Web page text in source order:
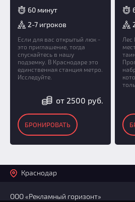
60 минут
2-7 игроков
Если для вас открытый люк -
это приглашение, тогда
спускайтесь в нашу
подземку. В Краснодаре это
единственная станция метро.
Исследуйте.
от 2500 руб.
БРОНИРОВАТЬ
Лес
Краснодар
ООО «Рекламный горизонт»